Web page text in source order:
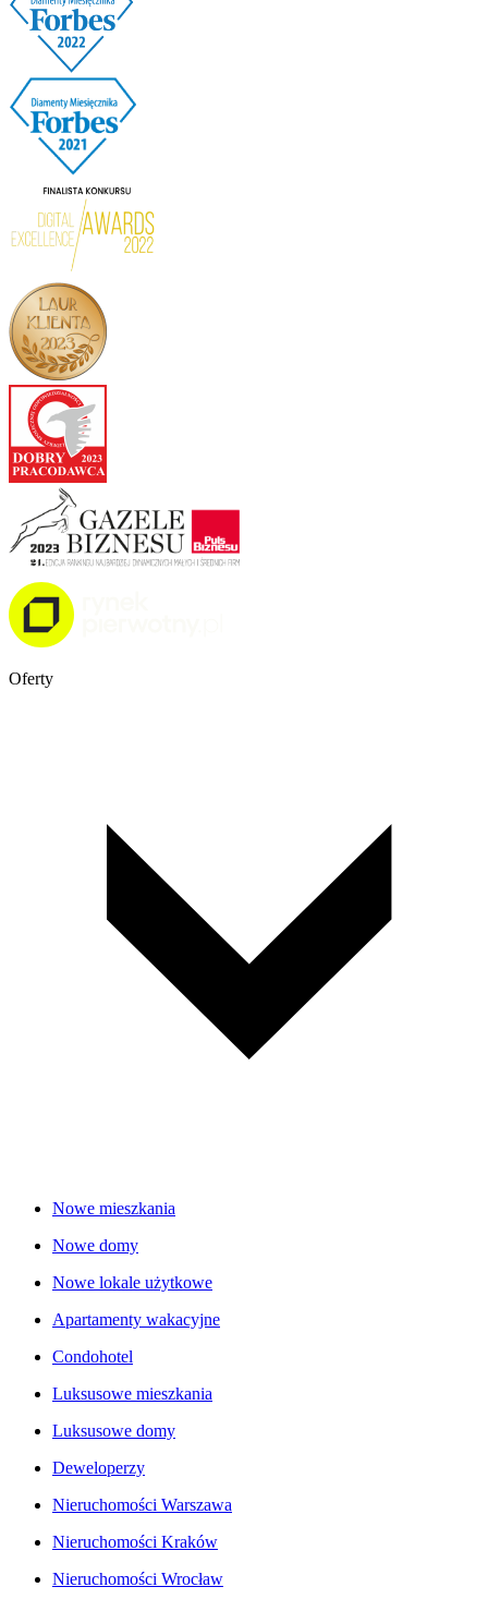
Oferty
Nowe mieszkania
Nowe domy
Nowe lokale użytkowe
Apartamenty wakacyjne
Condohotel
Luksusowe mieszkania
Luksusowe domy
Deweloperzy
Nieruchomości Warszawa
Nieruchomości Kraków
Nieruchomości Wrocław